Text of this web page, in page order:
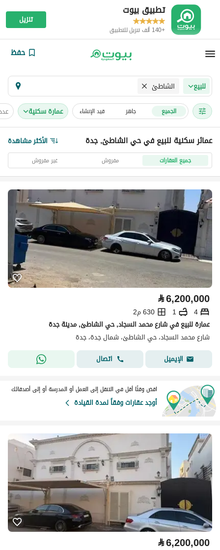
تطبيق بيوت
+140 ألف تنزيل للتطبيق
تنزيل
حفظ
للبيع الشاطئ
الجميع جاهز قيد الإنشاء عمارة سكنية
عمائر سكنية للبيع في حي الشاطئ, جدة الأكثر مشاهدة
جميع العقارات مفروش غير مفروش
⃁6,200,000
4
1
630 م2
عمارة للبيع في شارع محمد السجاد, حي الشاطئ, مدينة جدة
شارع محمد السجاد، حي الشاطئ، شمال جدة، جدة
الإيميل
اتصال
اقض وقتًا أقل في التنقل إلى العمل أو المدرسة أو إلى أصدقائك
أوجد عقارات وفقاً لمدة القيادة
⃁6,200,000